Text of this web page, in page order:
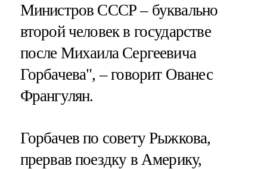
Министров СССР – буквально
второй человек в государстве
после Михаила Сергеевича
Горбачева", – говорит Ованес
Франгулян.
Горбачев по совету Рыжкова,
прервав поездку в Америку,